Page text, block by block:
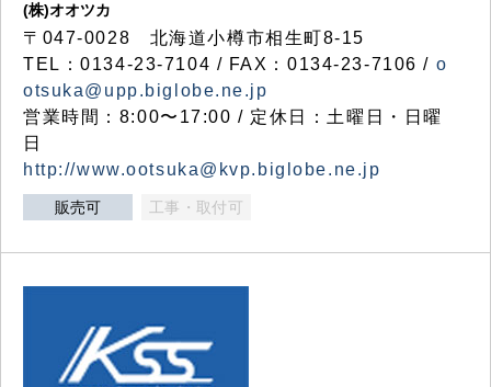
(株)オオツカ
〒047-0028 北海道小樽市相生町8-15
TEL：0134-23-7104 / FAX：0134-23-7106 / o
otsuka@upp.biglobe.ne.jp
営業時間：8:00〜17:00 / 定休日：土曜日・日曜
日
http://www.ootsuka@kvp.biglobe.ne.jp
販売可 工事・取付可